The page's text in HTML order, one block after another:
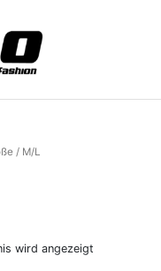
/ M/L
wird angezeigt